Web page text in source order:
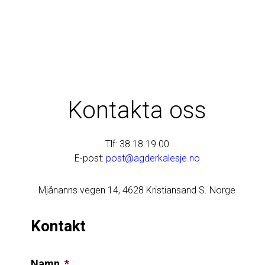
Kontakta oss
Tlf: 38 18 19 00
E-post: post@agderkalesje.no
Mjånanns vegen 14, 4628 Kristiansand S. Norge
Kontakt